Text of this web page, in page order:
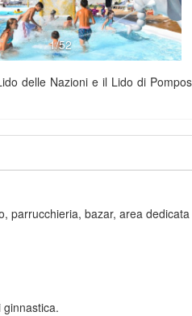
1/52
delle Nazioni e il Lido di
bazar, area